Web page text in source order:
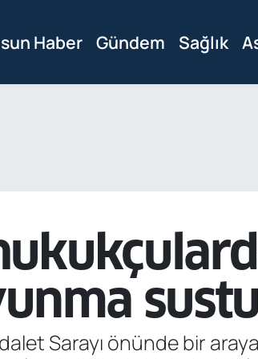
Haber Gündem Sağlık
Sarayı önünde bir